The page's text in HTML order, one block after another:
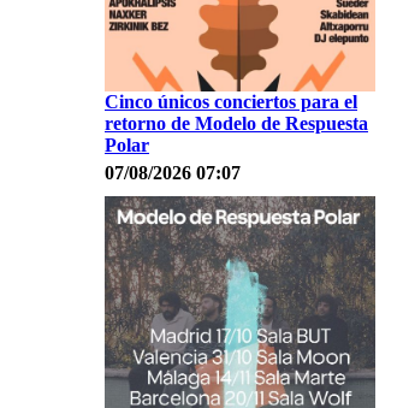
Cinco únicos conciertos para el
retorno de Modelo de Respuesta
Polar
07/08/2026 07:07